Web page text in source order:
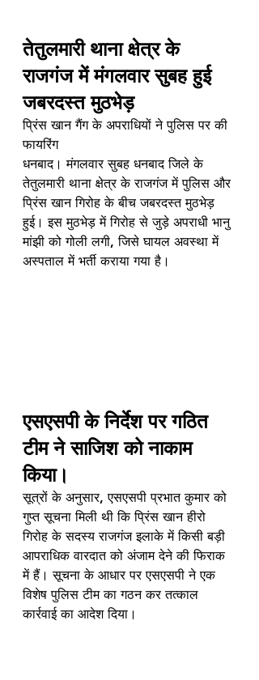
तेतुलमारी थाना क्षेत्र के
राजगंज में मंगलवार सुबह हुई
जबरदस्त मुठभेड़
प्रिंस खान गैंग के अपराधियों ने पुलिस पर की
फायरिंग
धनबाद। मंगलवार सुबह धनबाद जिले के
तेतुलमारी थाना क्षेत्र के राजगंज में पुलिस और
प्रिंस खान गिरोह के बीच जबरदस्त मुठभेड़
हुई। इस मुठभेड़ में गिरोह से जुड़े अपराधी भानु
मांझी को गोली लगी, जिसे घायल अवस्था में
अस्पताल में भर्ती कराया गया है।
एसएसपी के निर्देश पर गठित
टीम ने साजिश को नाकाम
किया।
सूत्रों के अनुसार, एसएसपी प्रभात कुमार को
गुप्त सूचना मिली थी कि प्रिंस खान हीरो
गिरोह के सदस्य राजगंज इलाके में किसी बड़ी
आपराधिक वारदात को अंजाम देने की फिराक
में हैं। सूचना के आधार पर एसएसपी ने एक
विशेष पुलिस टीम का गठन कर तत्काल
कार्रवाई का आदेश दिया।